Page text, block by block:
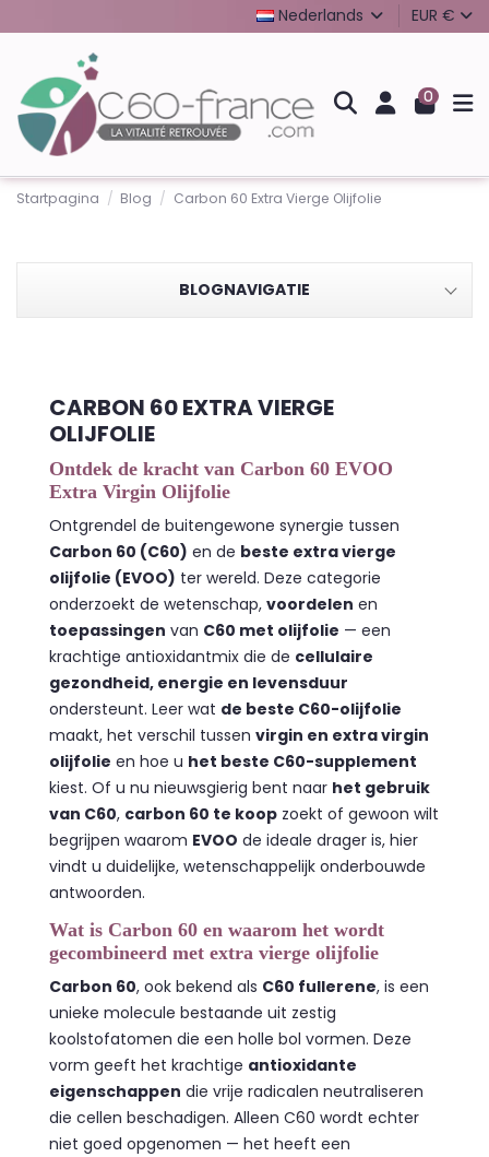
Nederlands EUR €
0
Startpagina Blog Carbon 60 Extra Vierge Olijfolie
BLOGNAVIGATIE
CARBON 60 EXTRA VIERGE
OLIJFOLIE
Ontdek de kracht van Carbon 60 EVOO
Extra Virgin Olijfolie
Ontgrendel de buitengewone synergie tussen
Carbon 60 (C60) en de beste extra vierge
olijfolie (EVOO) ter wereld. Deze categorie
onderzoekt de wetenschap, voordelen en
toepassingen van C60 met olijfolie — een
krachtige antioxidantmix die de cellulaire
gezondheid, energie en levensduur
ondersteunt. Leer wat de beste C60-olijfolie
maakt, het verschil tussen virgin en extra virgin
olijfolie en hoe u het beste C60-supplement
kiest. Of u nu nieuwsgierig bent naar het gebruik
van C60, carbon 60 te koop zoekt of gewoon wilt
begrijpen waarom EVOO de ideale drager is, hier
vindt u duidelijke, wetenschappelijk onderbouwde
antwoorden.
Wat is Carbon 60 en waarom het wordt
gecombineerd met extra vierge olijfolie
Carbon 60, ook bekend als C60 fullerene, is een
unieke molecule bestaande uit zestig
koolstofatomen die een holle bol vormen. Deze
vorm geeft het krachtige antioxidante
eigenschappen die vrije radicalen neutraliseren
die cellen beschadigen. Alleen C60 wordt echter
niet goed opgenomen — het heeft een